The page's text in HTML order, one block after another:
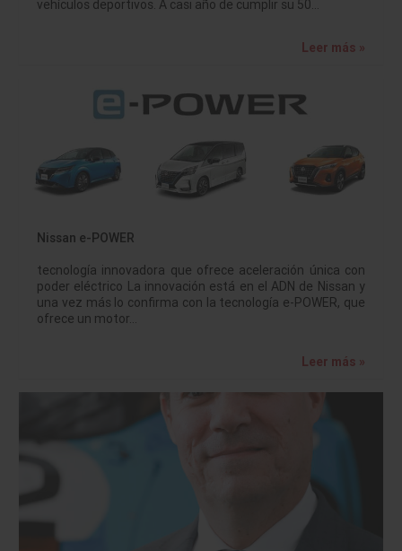
vehículos deportivos. A casi año de cumplir su 50…
Leer más »
Nissan e-POWER
tecnología innovadora que ofrece aceleración única con
poder eléctrico La innovación está en el ADN de Nissan y
una vez más lo confirma con la tecnología e-POWER, que
ofrece un motor…
Leer más »